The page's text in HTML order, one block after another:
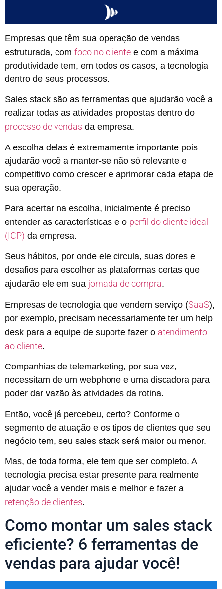
Empresas que têm sua operação de vendas
estruturada, com foco no cliente e com a máxima
produtividade tem, em todos os casos, a tecnologia
dentro de seus processos.
Sales stack são as ferramentas que ajudarão você a
realizar todas as atividades propostas dentro do
processo de vendas da empresa.
A escolha delas é extremamente importante pois
ajudarão você a manter-se não só relevante e
competitivo como crescer e aprimorar cada etapa de
sua operação.
Para acertar na escolha, inicialmente é preciso
entender as características e o perfil do cliente ideal
(ICP) da empresa.
Seus hábitos, por onde ele circula, suas dores e
desafios para escolher as plataformas certas que
ajudarão ele em sua jornada de compra.
Empresas de tecnologia que vendem serviço (SaaS),
por exemplo, precisam necessariamente ter um help
desk para a equipe de suporte fazer o atendimento
ao cliente.
Companhias de telemarketing, por sua vez,
necessitam de um webphone e uma discadora para
poder dar vazão às atividades da rotina.
Então, você já percebeu, certo? Conforme o
segmento de atuação e os tipos de clientes que seu
negócio tem, seu sales stack será maior ou menor.
Mas, de toda forma, ele tem que ser completo. A
tecnologia precisa estar presente para realmente
ajudar você a vender mais e melhor e fazer a
retenção de clientes.
Como montar um sales stack
eficiente? 6 ferramentas de
vendas para ajudar você!